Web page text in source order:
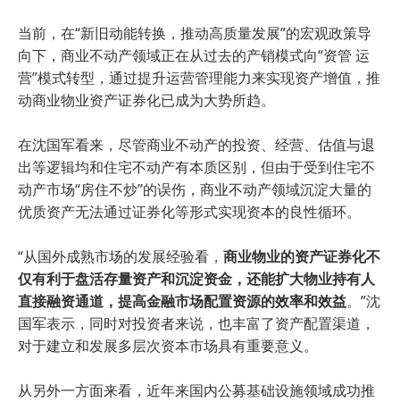
当前，在“新旧动能转换，推动高质量发展”的宏观政策导
向下，商业不动产领域正在从过去的产销模式向“资管 运
营”模式转型，通过提升运营管理能力来实现资产增值，推
动商业物业资产证券化已成为大势所趋。
在沈国军看来，尽管商业不动产的投资、经营、估值与退
出等逻辑均和住宅不动产有本质区别，但由于受到住宅不
动产市场“房住不炒”的误伤，商业不动产领域沉淀大量的
优质资产无法通过证券化等形式实现资本的良性循环。
“从国外成熟市场的发展经验看， 商业物业的资产证券化不
仅有利于盘活存量资产和沉淀资金，还能扩大物业持有人
直接融资通道，提高金融市场配置资源的效率和效益。”沈
国军表示，同时对投资者来说，也丰富了资产配置渠道，
对于建立和发展多层次资本市场具有重要意义。
从另外一方面来看，近年来国内公募基础设施领域成功推